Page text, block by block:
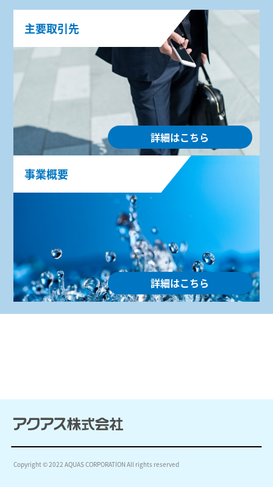
主要取引先
詳細はこちら
事業概要
詳細はこちら
Copyright © 2022 AQUAS CORPORATION All rights reserved